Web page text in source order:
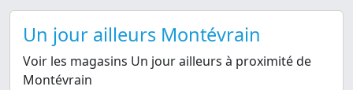
Un jour ailleurs Montévrain
Voir les magasins Un jour ailleurs à proximité de
Montévrain